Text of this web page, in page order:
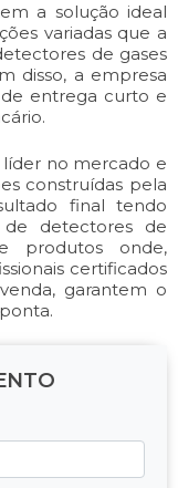
a solução ideal
variadas que a
de gases
disso, a empresa
entrega curto e
líder no mercado e
construídas pela
final tendo
detectores de
produtos onde,
certificados
garantem o